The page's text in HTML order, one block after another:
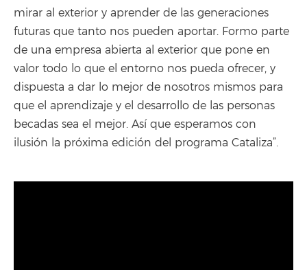
mirar al exterior y aprender de las generaciones
futuras que tanto nos pueden aportar. Formo parte
de una empresa abierta al exterior que pone en
valor todo lo que el entorno nos pueda ofrecer, y
dispuesta a dar lo mejor de nosotros mismos para
que el aprendizaje y el desarrollo de las personas
becadas sea el mejor. Así que esperamos con
ilusión la próxima edición del programa Cataliza”.